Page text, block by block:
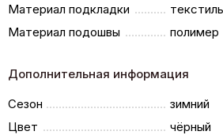
Материал подкладки
текстиль
Материал подошвы
полимер
Дополнительная информация
Сезон
зимний
Цвет
чёрный